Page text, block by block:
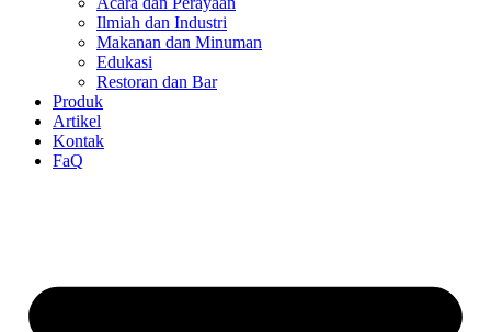
Ilmiah dan Industri
Makanan dan Minuman
Edukasi
Restoran dan Bar
Produk
Artikel
Kontak
FaQ